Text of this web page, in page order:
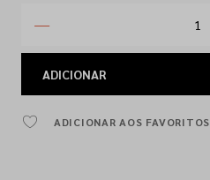
ADICIONAR
ADICIONAR AOS FAVORITOS